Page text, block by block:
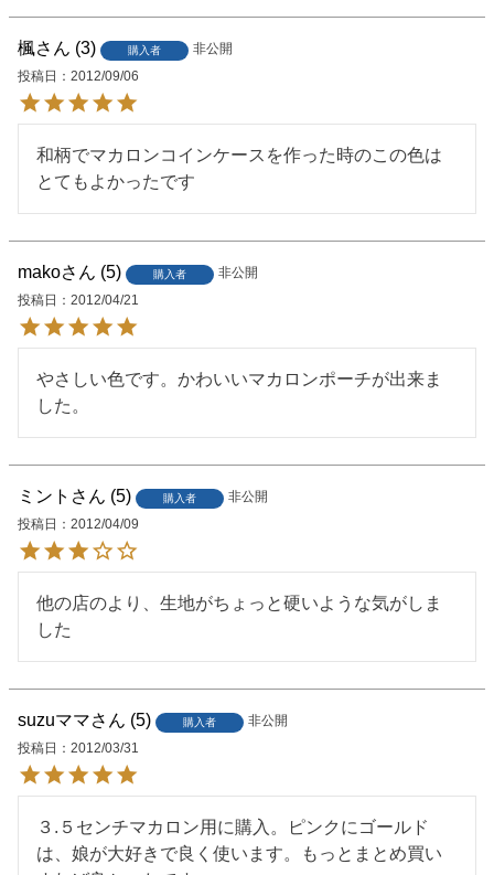
楓 3 購入者
非公開
投稿日
2012/09/06
和柄でマカロンコインケースを作った時のこの色は
とてもよかったです
mako 5 購入者
非公開
投稿日
2012/04/21
やさしい色です。かわいいマカロンポーチが出来ま
した。
ミント 5 購入者
非公開
投稿日
2012/04/09
他の店のより、生地がちょっと硬いような気がしま
した
suzuママ 5 購入者
非公開
投稿日
2012/03/31
３.５センチマカロン用に購入。ピンクにゴールド
は、娘が大好きで良く使います。もっとまとめ買い